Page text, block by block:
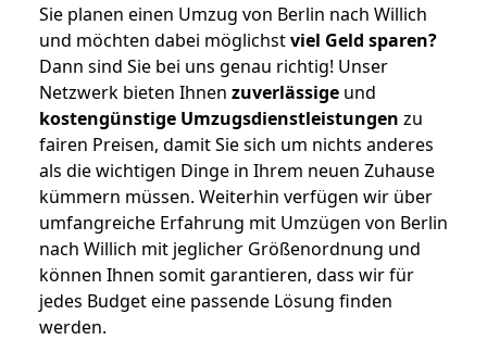
Sie planen einen Umzug von Berlin nach Willich
und möchten dabei möglichstviel Geld sparen?
Dann sind Sie bei uns genau richtig! Unser
Netzwerk bieten Ihnen zuverlässige und
kostengünstige Umzugsdienstleistungen zu
fairen Preisen, damit Sie sich um nichts anderes
als die wichtigen Dinge in Ihrem neuen Zuhause
kümmern müssen. Weiterhin verfügen wir über
umfangreiche Erfahrung mit Umzügen von Berlin
nach Willich mit jeglicher Größenordnung und
können Ihnen somit garantieren, dass wir für
jedes Budget eine passende Lösung finden
werden.